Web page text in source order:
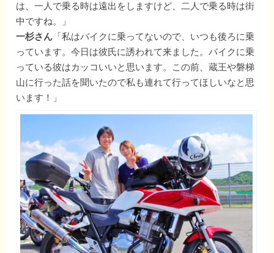
は、一人で乗る時は遠出をしますけど、二人で乗る時は街
中ですね。」
一杉さん 「私はバイクに乗ってないので、いつも後ろに乗
っています。今日は彼氏に誘われて来ました。バイクに乗
っている彼はカッコいいと思います。この前、蔵王や磐梯
山に行った話を聞いたので私も連れて行ってほしいなと思
います！」